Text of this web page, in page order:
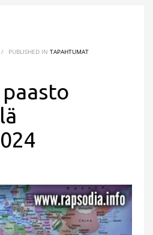
/ PUBLISHED IN TAPAHTUMAT